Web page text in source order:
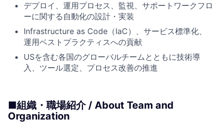
デプロイ、運用プロセス、監視、サポートワークフロ
ーに関する自動化の設計・実装
Infrastructure as Code（IaC）、サービス標準化、
運用ベストプラクティスへの貢献
USを含む各国のグローバルチームとともに技術導
入、ツール選定、プロセス改善の推進
■組織・職場紹介 / About Team and
Organization